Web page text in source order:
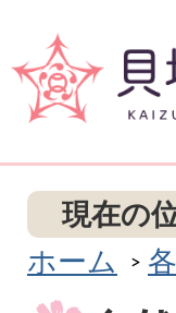
現在の
ホーム